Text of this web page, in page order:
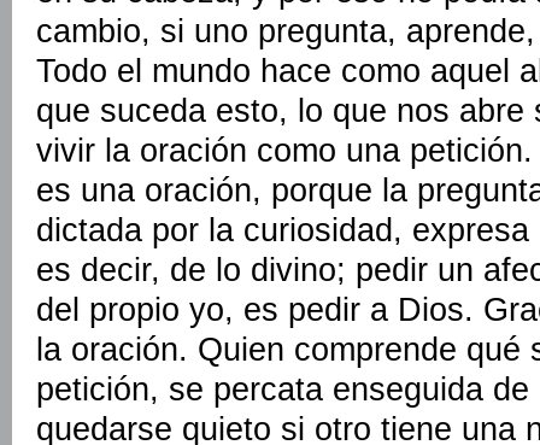
cambio, si uno pregunta,
Todo el mundo hace como aquel
que suceda esto, lo que nos abre
vivir la oración como una
es una oración, porque la
dictada por la curiosidad,
es decir, de lo divino; pedir un
del propio yo, es pedir a Dios.
la oración. Quien comprende qué
petición, se percata enseguida
quedarse quieto si otro tiene una